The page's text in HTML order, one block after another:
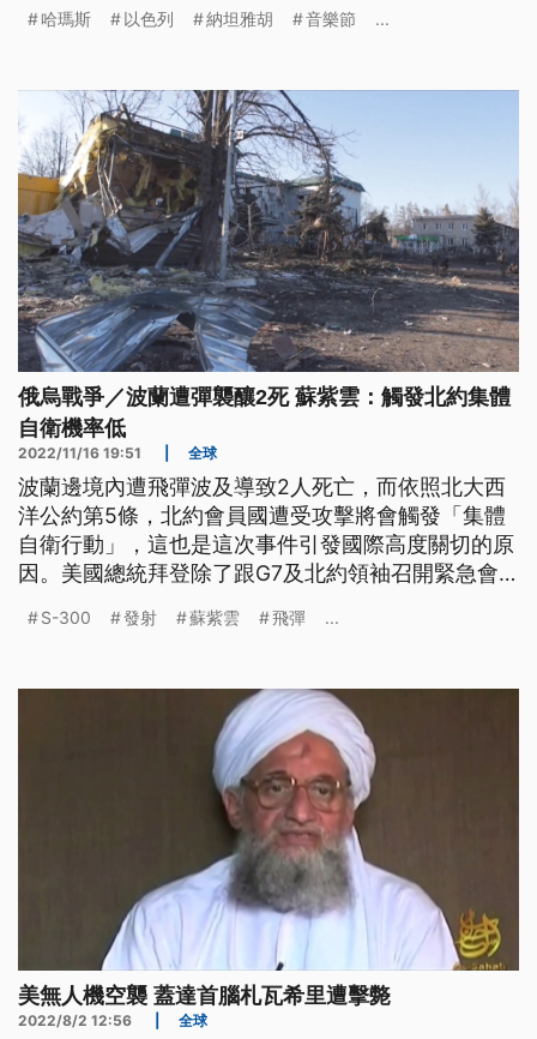
不會同意停火，因為這樣等於對恐怖主義投降。
哈瑪斯 以色列 納坦雅胡 音樂節 ...
俄烏戰爭／波蘭遭彈襲釀2死 蘇紫雲：觸發北約集體
自衛機率低
2022/11/16 19:51 全球
波蘭邊境內遭飛彈波及導致2人死亡，而依照北大西
洋公約第5條，北約會員國遭受攻擊將會觸發「集體
自衛行動」，這也是這次事件引發國際高度關切的原
因。美國總統拜登除了跟G7及北約領袖召開緊急會
政府也強調，飛彈來源有待確認，看得出美國和西方
這起事件會啟動北約集體防衛參戰的機率相當低。
S-300 發射 蘇紫雲 飛彈 ...
美無人機空襲 蓋達首腦札瓦希里遭擊斃
2022/8/2 12:56 全球